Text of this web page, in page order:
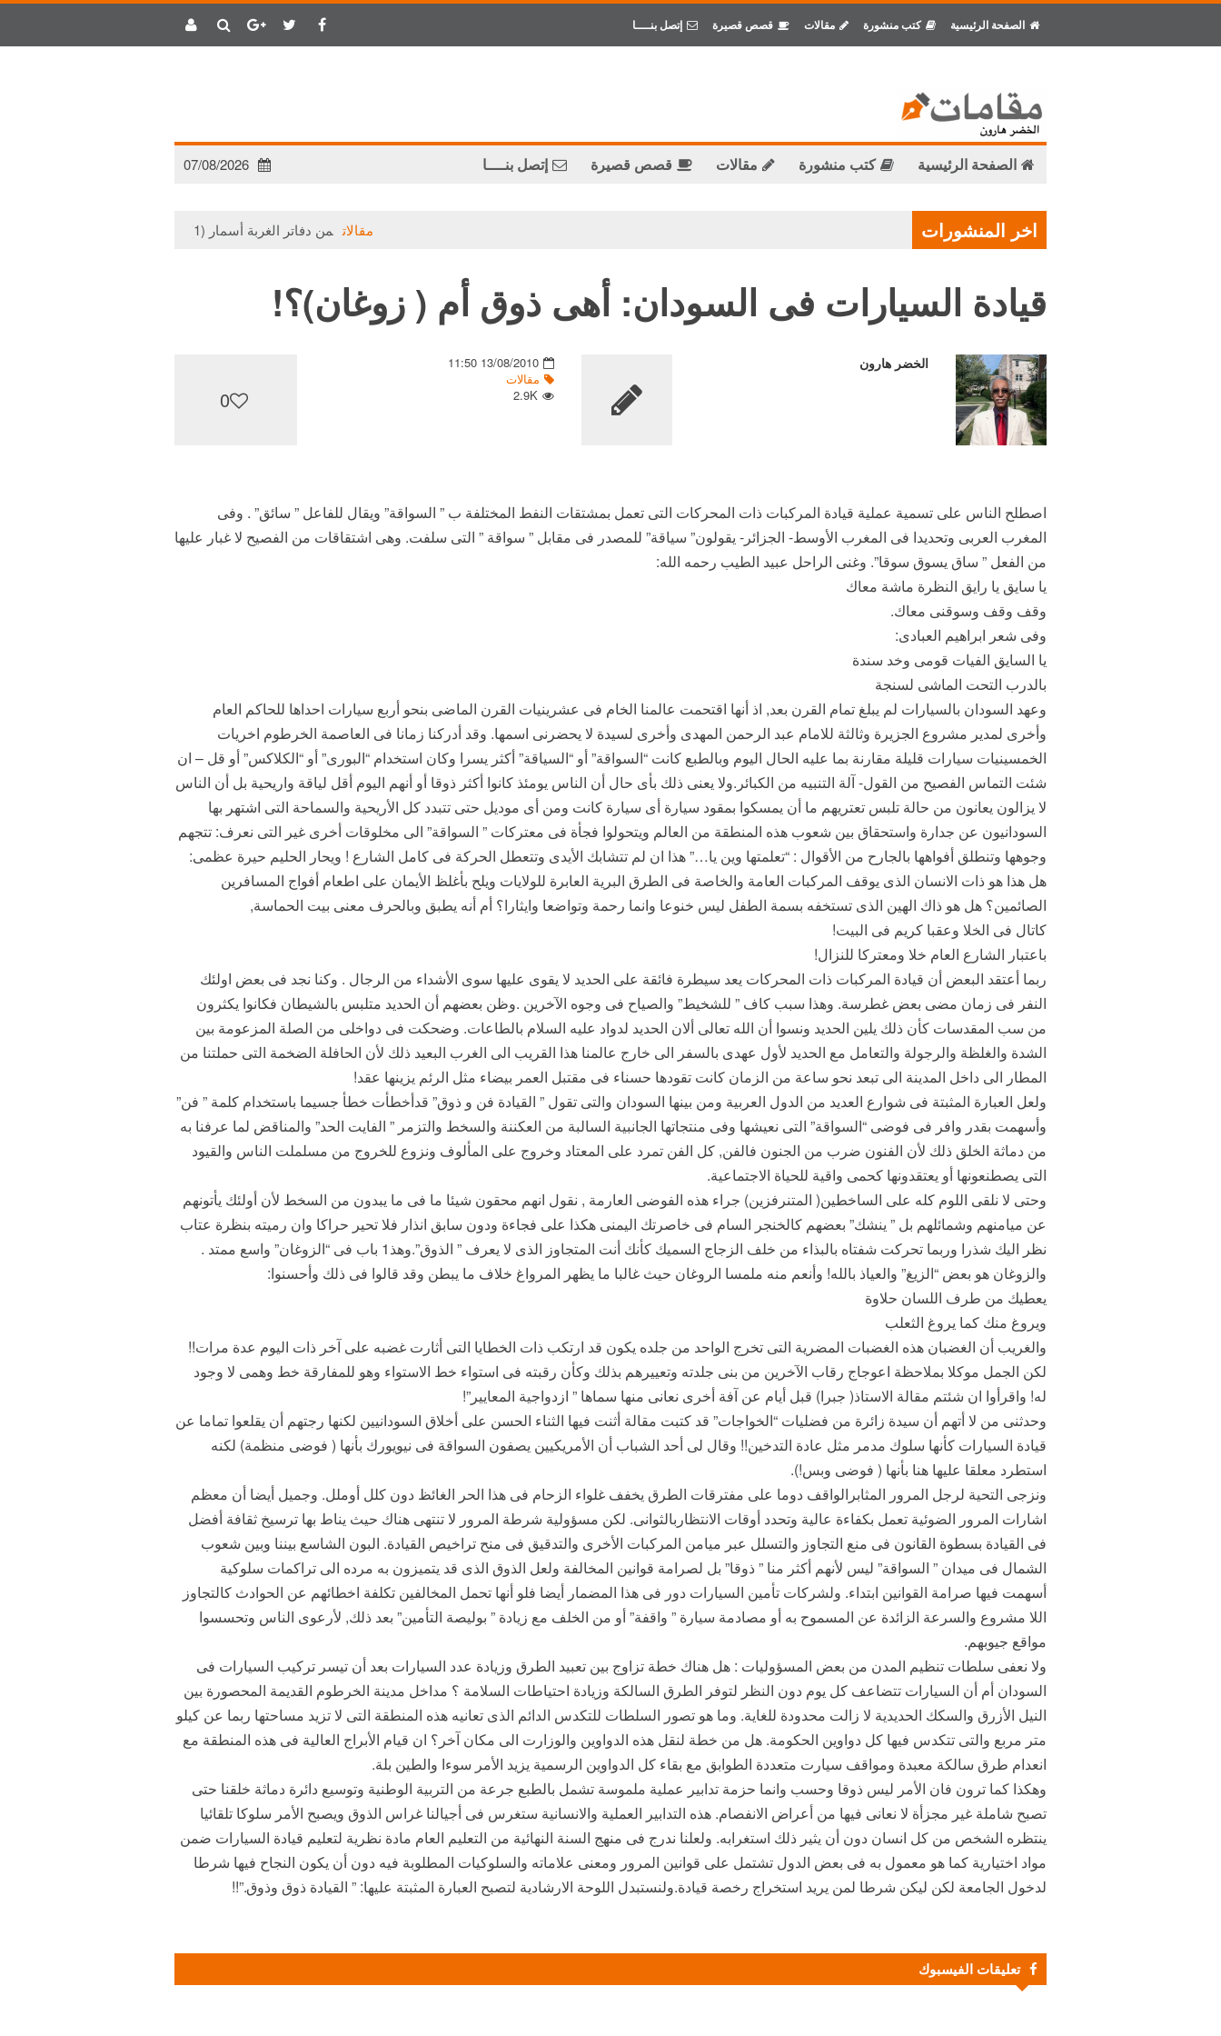
الصفحة الرئيسية كتب منشورة مقالات قصص قصيرة إتصل بنــــا
الصفحة الرئيسية كتب منشورة مقالات قصص قصيرة إتصل بنــــا 07/08/2026
اخر المنشورات مقالات من دفاتر الغربة أسمار (1)
قيادة السيارات فى السودان: أهى ذوق أم ( زوغان)؟!
الخضر هارون
13/08/2010 11:50
مقالات
2.9K
0
اصطلح الناس على تسمية عملية قيادة المركبات ذات المحركات التى تعمل بمشتقات النفط المختلفة ب ” السواقة” ويقال للفاعل ” سائق” . وفى
المغرب العربى وتحديدا فى المغرب الأوسط- الجزائر- يقولون” سياقة” للمصدر فى مقابل ” سواقة ” التى سلفت. وهى اشتقاقات من الفصيح لا غبار عليها
من الفعل ” ساق يسوق سوقا”. وغنى الراحل عبيد الطيب رحمه الله:
يا سايق يا رايق النظرة ماشة معاك
وقف وقف وسوقنى معاك.
وفى شعر ابراهيم العبادى:
يا السايق الفيات قومى وخد سندة
بالدرب التحت الماشى لسنجة
وعهد السودان بالسيارات لم يبلغ تمام القرن بعد, اذ أنها اقتحمت عالمنا الخام فى عشرينيات القرن الماضى بنحو أربع سيارات احداها للحاكم العام
وأخرى لمدير مشروع الجزيرة وثالثة للامام عبد الرحمن المهدى وأخرى لسيدة لا يحضرنى اسمها. وقد أدركنا زمانا فى العاصمة الخرطوم اخريات
الخمسينيات سيارات قليلة مقارنة بما عليه الحال اليوم وبالطبع كانت “السواقة” أو “السياقة” أكثر يسرا وكان استخدام “البورى” أو “الكلاكس” أو قل – ان
شئت التماس الفصيح من القول- آلة التنبيه من الكبائر.ولا يعنى ذلك بأى حال أن الناس يومئذ كانوا أكثر ذوقا أو أنهم اليوم أقل لياقة واريحية بل أن الناس
لا يزالون يعانون من حالة تلبس تعتريهم ما أن يمسكوا بمقود سيارة أى سيارة كانت ومن أى موديل حتى تتبدد كل الأريحية والسماحة التى اشتهر بها
السودانيون عن جدارة واستحقاق بين شعوب هذه المنطقة من العالم ويتحولوا فجأة فى معتركات ” السواقة” الى مخلوقات أخرى غير التى نعرف: تتجهم
وجوهها وتنطلق أفواهها بالجارح من الأقوال : “تعلمتها وين يا…” هذا ان لم تتشابك الأيدى وتتعطل الحركة فى كامل الشارع ! ويحار الحليم حيرة عظمى:
هل هذا هو ذات الانسان الذى يوقف المركبات العامة والخاصة فى الطرق البرية العابرة للولايات ويلح بأغلظ الأيمان على اطعام أفواج المسافرين
الصائمين؟ هل هو ذاك الهين الذى تستخفه بسمة الطفل ليس خنوعا وانما رحمة وتواضعا وايثارا؟ أم أنه يطبق وبالحرف معنى بيت الحماسة,
كاتال فى الخلا وعقبا كريم فى البيت!
باعتبار الشارع العام خلا ومعتركا للنزال!
ربما أعتقد البعض أن قيادة المركبات ذات المحركات يعد سيطرة فائقة على الحديد لا يقوى عليها سوى الأشداء من الرجال . وكنا نجد فى بعض اولئك
النفر فى زمان مضى بعض غطرسة. وهذا سبب كاف ” للشخيط” والصياح فى وجوه الآخرين .وظن بعضهم أن الحديد متلبس بالشيطان فكانوا يكثرون
من سب المقدسات كأن ذلك يلين الحديد ونسوا أن الله تعالى ألان الحديد لدواد عليه السلام بالطاعات. وضحكت فى دواخلى من الصلة المزعومة بين
الشدة والغلظة والرجولة والتعامل مع الحديد لأول عهدى بالسفر الى خارج عالمنا هذا القريب الى الغرب البعيد ذلك لأن الحافلة الضخمة التى حملتنا من
المطار الى داخل المدينة الى تبعد نحو ساعة من الزمان كانت تقودها حسناء فى مقتبل العمر بيضاء مثل الرئم يزينها عقد!
ولعل العبارة المثبتة فى شوارع العديد من الدول العربية ومن بينها السودان والتى تقول ” القيادة فن و ذوق” قدأخطأت خطأ جسيما باستخدام كلمة ” فن”
وأسهمت بقدر وافر فى فوضى “السواقة” التى نعيشها وفى منتجاتها الجانبية السالبة من العكننة والسخط والتزمر ” الفايت الحد” والمناقض لما عرفنا به
من دماثة الخلق ذلك لأن الفنون ضرب من الجنون فالفن, كل الفن تمرد على المعتاد وخروج على المألوف ونزوع للخروج من مسلملت الناس والقيود
التى يصطنعونها أو يعتقدونها كحمى واقية للحياة الاجتماعية.
وحتى لا نلقى اللوم كله على الساخطين( المتنرفزين) جراء هذه الفوضى العارمة , نقول انهم محقون شيئا ما فى ما يبدون من السخط لأن أولئك يأتونهم
عن ميامنهم وشمائلهم بل ” ينشك” بعضهم كالخنجر السام فى خاصرتك اليمنى هكذا على فجاءة ودون سابق انذار فلا تحير حراكا وان رميته بنظرة عتاب
نظر اليك شذرا وربما تحركت شفتاه بالبذاء من خلف الزجاج السميك كأنك أنت المتجاوز الذى لا يعرف ” الذوق”.وهذ1 باب فى “الزوغان” واسع ممتد .
والزوغان هو بعض “الزيغ” والعياذ بالله! وأنعم منه ملمسا الروغان حيث غالبا ما يظهر المرواغ خلاف ما يبطن وقد قالوا فى ذلك وأحسنوا:
يعطيك من طرف اللسان حلاوة
ويروغ منك كما يروغ الثعلب
والغريب أن الغضبان هذه الغضبات المضرية التى تخرج الواحد من جلده يكون قد ارتكب ذات الخطايا التى أثارت غضبه على آخر ذات اليوم عدة مرات!!
لكن الجمل موكلا بملاحظة اعوجاج رقاب الآخرين من بنى جلدته وتعييرهم بذلك وكأن رقبته فى استواء خط الاستواء وهو للمفارقة خط وهمى لا وجود
له! واقرأوا ان شئتم مقالة الاستاذ( جبرا) قبل أيام عن آفة أخرى نعانى منها سماها ” ازدواجية المعايير”!
وحدثنى من لا أتهم أن سيدة زائرة من فضليات “الخواجات” قد كتبت مقالة أثنت فيها الثناء الحسن على أخلاق السودانيين لكنها رجتهم أن يقلعوا تماما عن
قيادة السيارات كأنها سلوك مدمر مثل عادة التدخين!! وقال لى أحد الشباب أن الأمريكيين يصفون السواقة فى نيويورك بأنها ( فوضى منظمة) لكنه
استطرد معلقا عليها هنا بأنها ( فوضى وبس!).
ونزجى التحية لرجل المرور المثابرالواقف دوما على مفترقات الطرق يخفف غلواء الزحام فى هذا الحر الغائظ دون كلل أوملل. وجميل أيضا أن معظم
اشارات المرور الضوئية تعمل بكفاءة عالية وتحدد أوقات الانتظاربالثوانى. لكن مسؤولية شرطة المرور لا تنتهى هناك حيث يناط بها ترسيخ ثقافة أفضل
فى القيادة بسطوة القانون فى منع التجاوز والتسلل عبر ميامن المركبات الأخرى والتدقيق فى منح تراخيص القيادة. البون الشاسع بيننا وبين شعوب
الشمال فى ميدان ” السواقة” ليس لأنهم أكثر منا ” ذوقا” بل لصرامة قوانين المخالفة ولعل الذوق الذى قد يتميزون به مرده الى تراكمات سلوكية
أسهمت فيها صرامة القوانين ابتداء. ولشركات تأمين السيارات دور فى هذا المضمار أيضا فلو أنها تحمل المخالفين تكلفة اخطائهم عن الحوادث كالتجاوز
اللا مشروع والسرعة الزائدة عن المسموح به أو مصادمة سيارة ” واقفة” أو من الخلف مع زيادة ” بوليصة التأمين” بعد ذلك, لأرعوى الناس وتحسسوا
مواقع جيوبهم.
ولا نعفى سلطات تنظيم المدن من بعض المسؤوليات : هل هناك خطة تزاوج بين تعبيد الطرق وزيادة عدد السيارات بعد أن تيسر تركيب السيارات فى
السودان أم أن السيارات تتضاعف كل يوم دون النظر لتوفر الطرق السالكة وزيادة احتياطات السلامة ؟ مداخل مدينة الخرطوم القديمة المحصورة بين
النيل الأزرق والسكك الحديدية لا زالت محدودة للغاية. وما هو تصور السلطات للتكدس الدائم الذى تعانيه هذه المنطقة التى لا تزيد مساحتها ربما عن كيلو
متر مربع والتى تتكدس فيها كل دواوين الحكومة. هل من خطة لنقل هذه الدواوين والوزارت الى مكان آخر؟ ان قيام الأبراج العالية فى هذه المنطقة مع
انعدام طرق سالكة معبدة ومواقف سيارت متعددة الطوابق مع بقاء كل الدواوين الرسمية يزيد الأمر سوءا والطين بلة.
وهكذا كما ترون فان الأمر ليس ذوقا وحسب وانما حزمة تدابير عملية ملموسة تشمل بالطبع جرعة من التربية الوطنية وتوسيع دائرة دماثة خلقنا حتى
تصبح شاملة غير مجزأة لا نعانى فيها من أعراض الانفصام. هذه التدابير العملية والانسانية ستغرس فى أجيالنا غراس الذوق ويصبح الأمر سلوكا تلقائيا
ينتظره الشخص من كل انسان دون أن يثير ذلك استغرابه. ولعلنا ندرج فى منهج السنة النهائية من التعليم العام مادة نظرية لتعليم قيادة السيارات ضمن
مواد اختيارية كما هو معمول به فى بعض الدول تشتمل على قوانين المرور ومعنى علاماته والسلوكيات المطلوبة فيه دون أن يكون النجاح فيها شرطا
لدخول الجامعة لكن ليكن شرطا لمن يريد استخراج رخصة قيادة.ولنستبدل اللوحة الارشادية لتصبح العبارة المثبتة عليها: ” القيادة ذوق وذوق.”!!
تعليقات الفيسبوك